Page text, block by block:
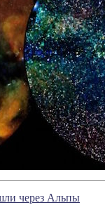
через Альпы